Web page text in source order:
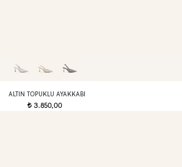
ALTIN TOPUKLU AYAKKABI
t3.850,00